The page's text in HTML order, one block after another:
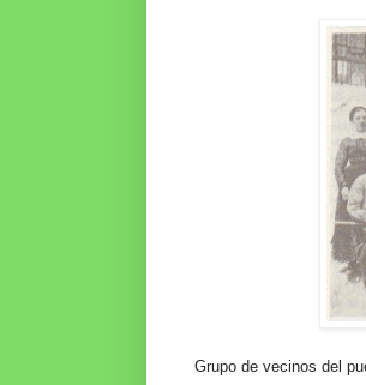
Grupo de vecinos del